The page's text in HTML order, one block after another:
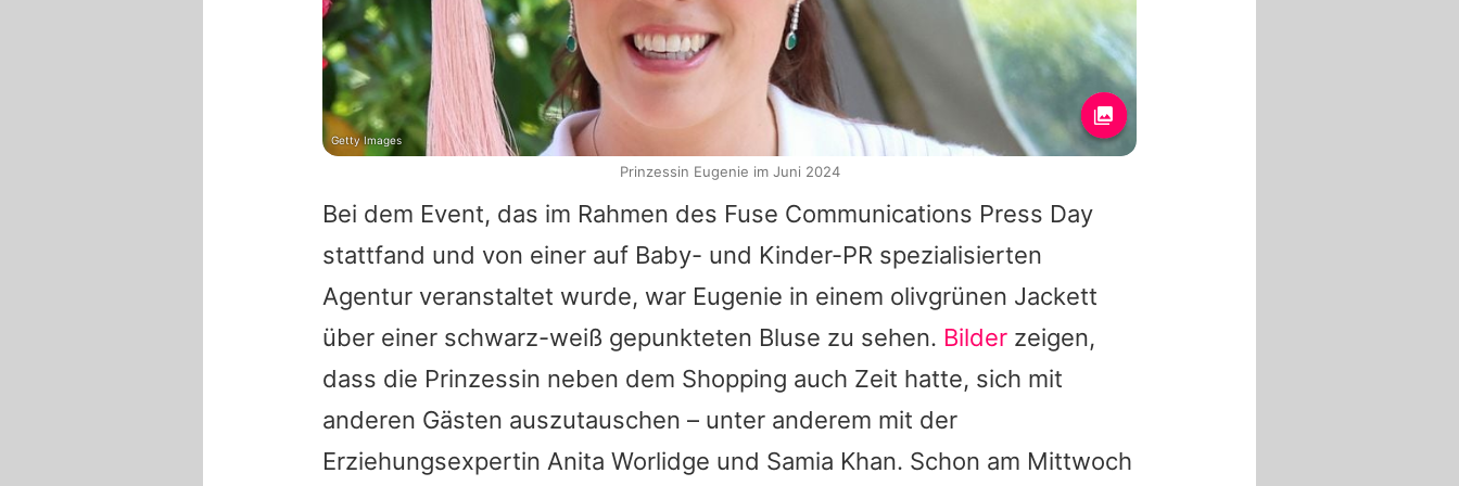
Bei dem Event, das im Rahmen des Fuse Communications Press Day
stattfand und von einer auf Baby- und Kinder-PR spezialisierten
Agentur veranstaltet wurde, war Eugenie in einem olivgrünen Jackett
über einer schwarz-weiß gepunkteten Bluse zu sehen. Bilder zeigen,
dass die Prinzessin neben dem Shopping auch Zeit hatte, sich mit
anderen Gästen auszutauschen – unter anderem mit der
Erziehungsexpertin Anita Worlidge und Samia Khan. Schon am Mittwoch
Getty Images
Prinzessin Eugenie im Juni 2024